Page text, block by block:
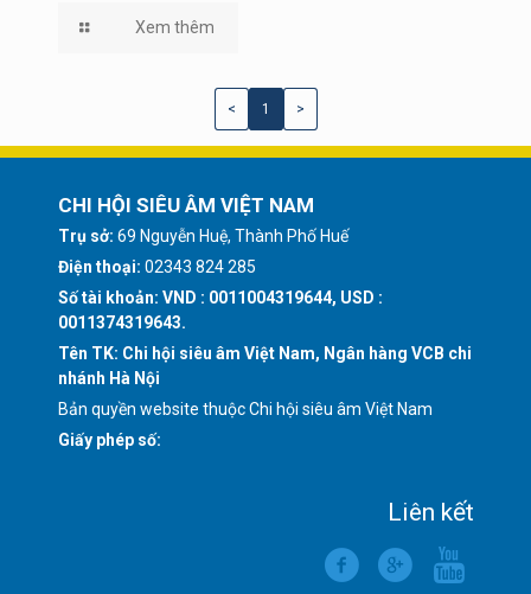
Xem thêm
< 1 >
CHI HỘI SIÊU ÂM VIỆT NAM
Trụ sở: 69 Nguyễn Huệ, Thành Phố Huế
Điện thoại: 02343 824 285
Số tài khoản: VND : 0011004319644, USD :
0011374319643.
Tên TK: Chi hội siêu âm Việt Nam, Ngân hàng VCB chi
nhánh Hà Nội
Bản quyền website thuộc Chi hội siêu âm Việt Nam
Giấy phép số:
Liên kết